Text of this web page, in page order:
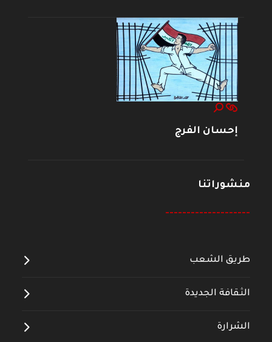
إحسان الفرج
منشوراتنا
--------------------
طريق الشعب
الثقافة الجديدة
الشرارة